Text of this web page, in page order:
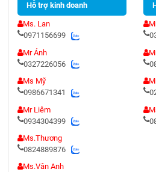
Hỗ trợ kinh doanh
Ms. Lan
0971156699
Mr Ánh
0327226056
Ms Mỹ
0986671341
Mr Liêm
0934304399
Ms.Thương
0824889876
Ms.Vân Anh